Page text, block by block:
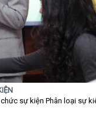
sự kiện Phân loại sự